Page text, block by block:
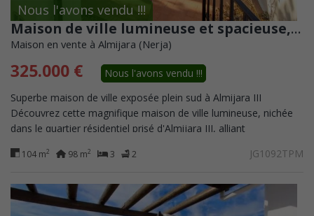
Nous l'avons vendu !!!
Maison de ville lumineuse et spacieuse, orientée plein sud, avec vue sur la mer à Almijara III
Maison en vente à Almijara (Nerja)
325.000 €
Nous l'avons vendu !!!
Superbe maison de ville exposée plein sud à Almijara III
Découvrez cette magnifique maison de ville lumineuse, nichée
dans le quartier résidentiel prisé d'Almijara III, alliant
104 m2 98 m2 3 2 JG1092TPM